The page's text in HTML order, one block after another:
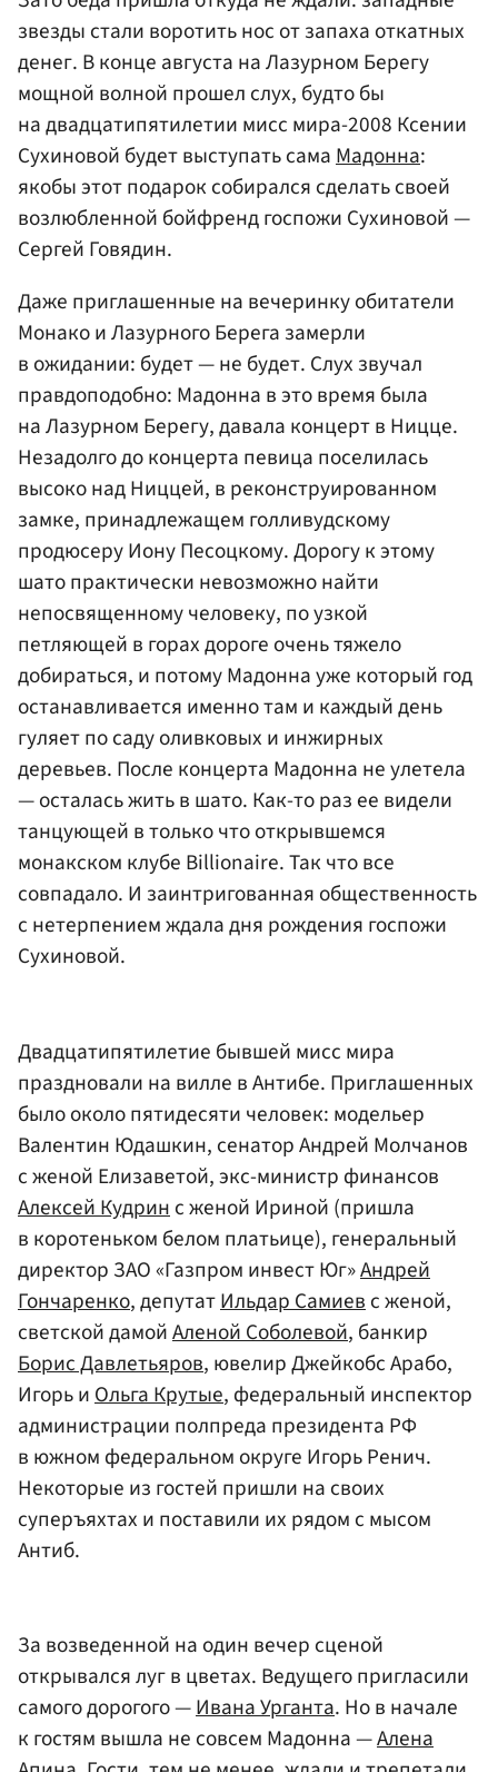
звезды стали воротить нос от запаха откатных
денег. В конце августа на Лазурном Берегу
мощной волной прошел слух, будто бы
на двадцатипятилетии мисс мира-2008 Ксении
Сухиновой будет выступать самаМадонна:
якобы этот подарок собирался сделать своей
возлюбленной бойфренд госпожи Сухиновой —
Сергей Говядин.
Даже приглашенные на вечеринку обитатели
Монако и Лазурного Берега замерли
в ожидании: будет — не будет. Слух звучал
правдоподобно: Мадонна в это время была
на Лазурном Берегу, давала концерт в Ницце.
Незадолго до концерта певица поселилась
высоко над Ниццей, в реконструированном
замке, принадлежащем голливудскому
продюсеру Иону Песоцкому. Дорогу к этому
шато практически невозможно найти
непосвященному человеку, по узкой
петляющей в горах дороге очень тяжело
добираться, и потому Мадонна уже который год
останавливается именно там и каждый день
гуляет по саду оливковых и инжирных
деревьев. После концерта Мадонна не улетела
— осталась жить в шато. Как-то раз ее видели
танцующей в только что открывшемся
монакском клубе Billionaire. Так что все
совпадало. И заинтригованная общественность
с нетерпением ждала дня рождения госпожи
Сухиновой.
Двадцатипятилетие бывшей мисс мира
праздновали на вилле в Антибе. Приглашенных
было около пятидесяти человек: модельер
Валентин Юдашкин, сенатор Андрей Молчанов
с женой Елизаветой, экс-министр финансов
Алексей Кудринс женой Ириной (пришла
в коротеньком белом платьице), генеральный
директор ЗАО «Газпром инвест Юг»Андрей
Гончаренко, депутатИльдар Самиевс женой,
светской дамойАленой Соболевой, банкир
Борис Давлетьяров, ювелир Джейкобс Арабо,
Игорь иОльга Крутые, федеральный инспектор
администрации полпреда президента РФ
в южном федеральном округе Игорь Ренич.
Некоторые из гостей пришли на своих
суперъяхтах и поставили их рядом с мысом
Антиб.
За возведенной на один вечер сценой
открывался луг в цветах. Ведущего пригласили
самого дорогого —Ивана Урганта. Но в начале
к гостям вышла не совсем Мадонна —Алена